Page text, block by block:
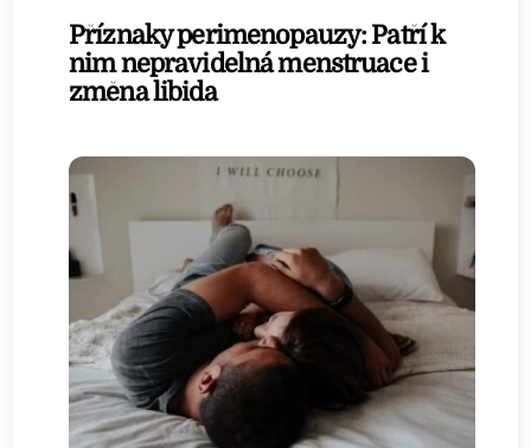
Příznaky perimenopauzy: Patří k
nim nepravidelná menstruace i
změna libida